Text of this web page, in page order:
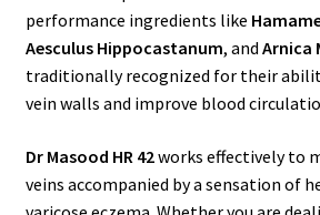
performance ingredients like
Aesculus Hippocastanum, and Arnica
traditionally recognized for their
vein walls and improve blood
Dr Masood HR 42works effectively to
veins accompanied by a sensation of